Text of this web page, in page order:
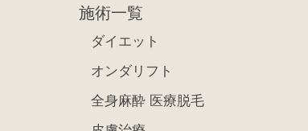
施術一覧
ダイエット
オンダリフト
全身麻酔 医療脱毛